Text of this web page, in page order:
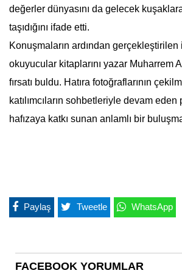
değerler dünyasını da gelecek
taşıdığını ifade etti.
Konuşmaların ardından
okuyucular kitaplarını yazar Muharrem
fırsatı buldu. Hatıra fotoğraflarının
katılımcıların sohbetleriyle devam eden
hafızaya katkı sunan anlamlı bir
Paylaş Tweetle WhatsApp
FACEBOOK YORUMLAR